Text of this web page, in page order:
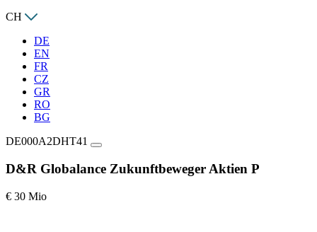
CH
DE
EN
FR
CZ
GR
RO
BG
DE000A2DHT41
D&R Globalance Zukunftbeweger Aktien P
€ 30 Mio